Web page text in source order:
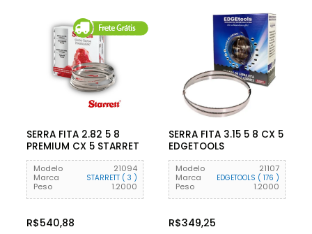
SERRA FITA 2.82 5 8
PREMIUM CX 5 STARRET
Modelo
21094
Marca
STARRETT ( 3 )
Peso 1.2000
R$540,88
SERRA FITA 3.15 5 8 CX 5
EDGETOOLS
Modelo
21107
Marca
EDGETOOLS ( 176 )
Peso 1.2000
R$349,25